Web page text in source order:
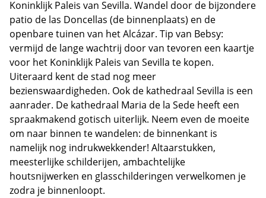
Koninklijk Paleis van Sevilla. Wandel door de bijzondere
patio de las Doncellas (de binnenplaats) en de
openbare tuinen van het Alcázar. Tip van Bebsy:
vermijd de lange wachtrij door van tevoren een kaartje
voor het Koninklijk Paleis van Sevilla te kopen.
Uiteraard kent de stad nog meer
bezienswaardigheden. Ook de kathedraal Sevilla is een
aanrader. De kathedraal Maria de la Sede heeft een
spraakmakend gotisch uiterlijk. Neem even de moeite
om naar binnen te wandelen: de binnenkant is
namelijk nog indrukwekkender! Altaarstukken,
meesterlijke schilderijen, ambachtelijke
houtsnijwerken en glasschilderingen verwelkomen je
zodra je binnenloopt.